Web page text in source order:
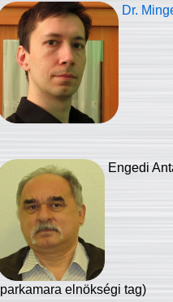
Dr.
Engedi
Iparkamara elnökségi tag)